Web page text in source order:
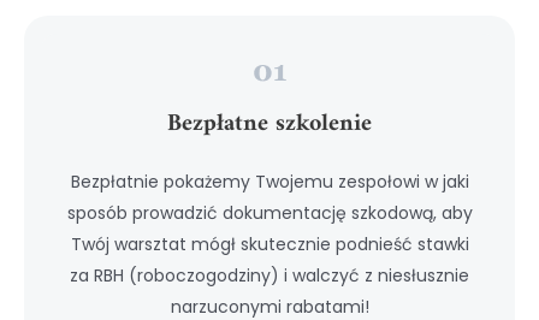
Bezpłatne szkolenie
Bezpłatnie pokażemy Twojemu zespołowi w jaki
sposób prowadzić dokumentację szkodową, aby
Twój warsztat mógł skutecznie podnieść stawki
za RBH (roboczogodziny) i walczyć z niesłusznie
narzuconymi rabatami!